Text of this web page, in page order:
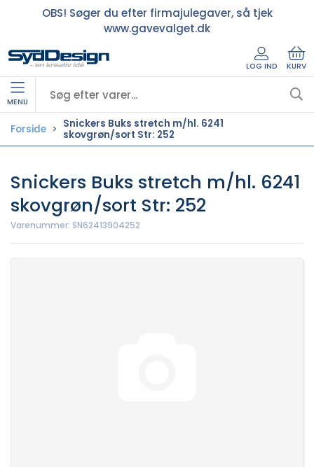
OBS! Søger du efter firmajulegaver, så tjek
www.gavevalget.dk
LOG IND KURV
MENU
Forside
Snickers Buks stretch m/hl. 6241
skovgrøn/sort Str: 252
Snickers Buks stretch m/hl. 6241
skovgrøn/sort Str: 252
Varenummer: SN62413904252